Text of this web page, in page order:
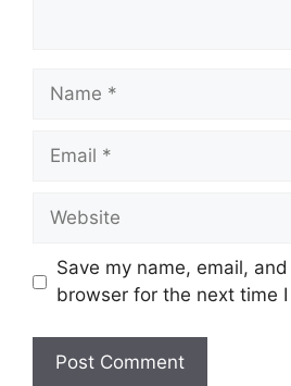
Name
Email
Website
Save my name, email,
browser for the next time